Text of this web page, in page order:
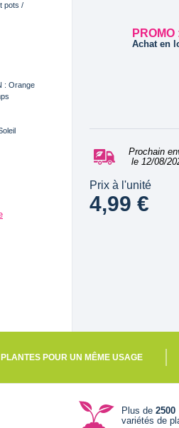
pots /
: Orange
PROMO
Achat en
Prochain
le 12/08/
Prix à l'unité
4,99 €
PLANTES POUR UN MÊME USAGE
Plus de 2500
variétés de